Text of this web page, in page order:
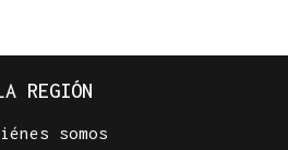
REGIÓN
somos